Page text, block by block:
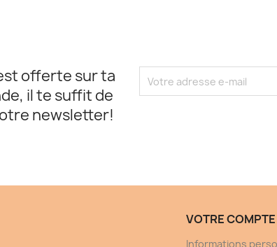
offerte sur ta
il te suffit de
newsletter!
VOTRE COMPTE
Informations